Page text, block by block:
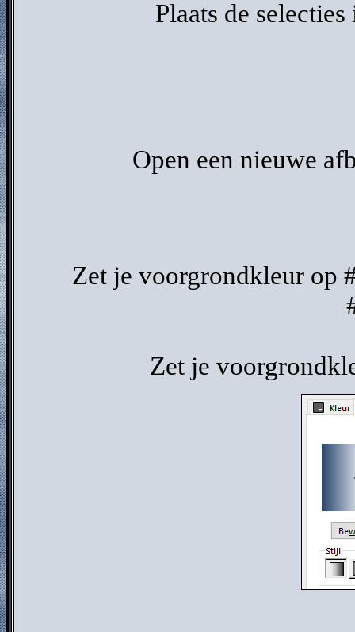
Plaats de
Open een nieuwe
Zet je voorgrondkleur op
Zet je